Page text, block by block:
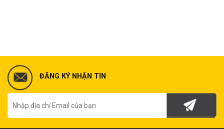
ĐĂNG KÝ NHẬN TIN